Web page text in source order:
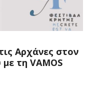
Αρχάνες στον
τη VAMOS